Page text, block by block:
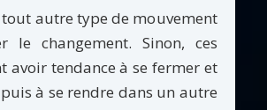
autre type de mouvement
le changement. Sinon, ces
avoir tendance à se fermer et
à se rendre dans un autre